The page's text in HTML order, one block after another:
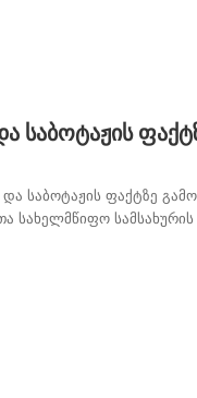
საბოტაჟის
საბოტაჟის ფაქტზე
სახელმწიფო